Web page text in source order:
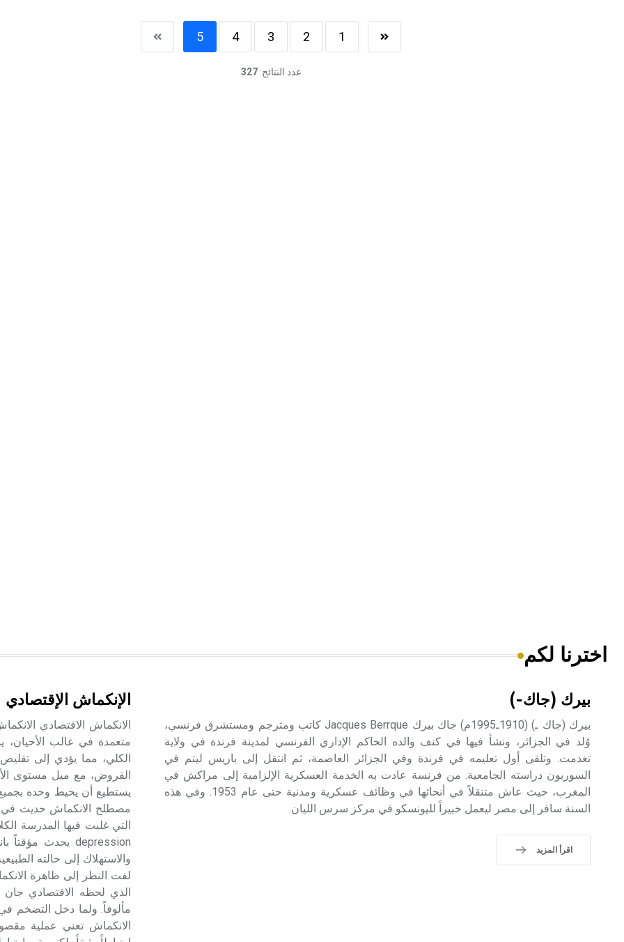
1
2
3
4
5
عدد النتائج:327
اخترنا لكم
بيرك (جاك-)
بيرك (جاك ـ) (1910ـ1995م) جاك بيرك Jacques Berrque كاتب ومترجم ومستشرق فرنسي،
وُلد في الجزائر، ونشأ فيها في كنف والده الحاكم الإداري الفرنسي لمدينة فرندة في ولاية
تغدمت. وتلقى أول تعليمه في فرندة وفي الجزائر العاصمة، ثم انتقل إلى باريس ليتم في
السوربون دراسته الجامعية. من فرنسة عادت به الخدمة العسكرية الإلزامية إلى مراكش في
المغرب، حيث عاش متنقلاً في أنحائها في وظائف عسكرية ومدنية حتى عام 1953. وفي هذه
السنة سافر إلى مصر ليعمل خبيراً لليونسكو في مركز سرس الليان.
اقرأ المزيد
الإنكماش الإقتصادي